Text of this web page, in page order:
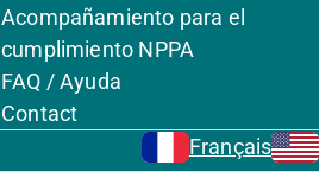
Acompañamiento para el
cumplimiento NPPA
FAQ / Ayuda
Contact
Français